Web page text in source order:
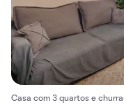
Casa com 3 quartos e